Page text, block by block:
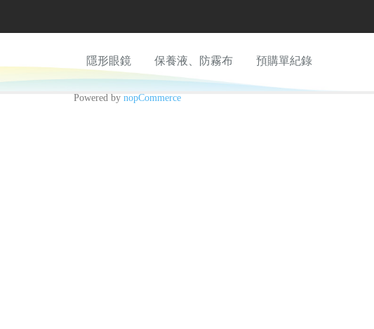
隱形眼鏡 保養液、防霧布 預購單紀錄
Powered by nopCommerce